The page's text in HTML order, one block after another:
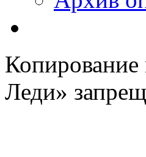
Копирование
Леди»